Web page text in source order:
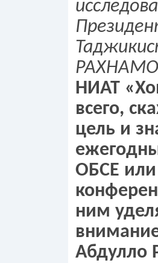
НИАТ
всего,
цель и
ОБСЕ
ним
Абдулло